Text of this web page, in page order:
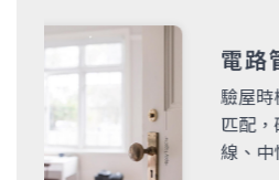
電路管線測試
驗屋時檢查電路運作，測
匹配，確認漏電斷路器
線、中性線安裝正確，避